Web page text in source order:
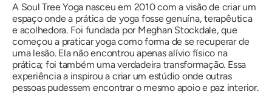
A Soul Tree Yoga nasceu em 2010 com a visão de criar um
espaço onde a prática de yoga fosse genuína, terapêutica
e acolhedora. Foi fundada por Meghan Stockdale, que
começou a praticar yoga como forma de se recuperar de
uma lesão. Ela não encontrou apenas alívio físico na
prática; foi também uma verdadeira transformação. Essa
experiência a inspirou a criar um estúdio onde outras
pessoas pudessem encontrar o mesmo apoio e paz interior.